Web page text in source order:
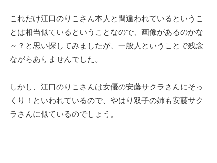
これだけ江口のりこさん本人と間違われているというこ
とは相当似ているということなので、画像があるのかな
～？と思い探してみましたが、一般人ということで残念
ながらありませんでした。
しかし、江口のりこさんは女優の安藤サクラさんにそっ
くり！といわれているので、やはり双子の姉も安藤サク
ラさんに似ているのでしょう。